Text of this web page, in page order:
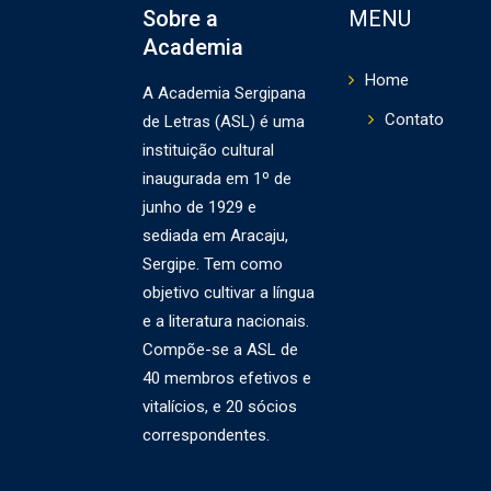
Sobre a
Academia
A Academia Sergipana
de Letras (ASL) é uma
instituição cultural
inaugurada em 1º de
junho de 1929 e
sediada em Aracaju,
Sergipe. Tem como
objetivo cultivar a língua
e a literatura nacionais.
Compõe-se a ASL de
40 membros efetivos e
vitalícios, e 20 sócios
correspondentes.
MENU
Home
Contato